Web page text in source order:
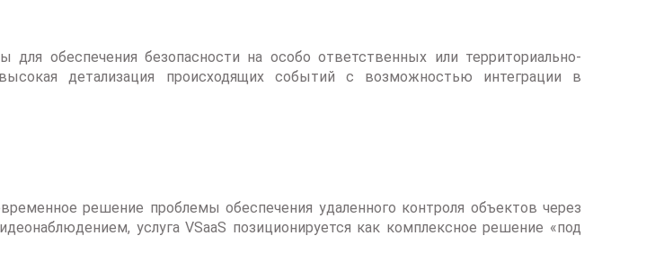
для обеспечения безопасности на особо ответственных или территориально-
детализация происходящих событий с возможностью интеграции в
решение проблемы обеспечения удаленного контроля объектов через
услуга VSaaS позиционируется как комплексное решение «под